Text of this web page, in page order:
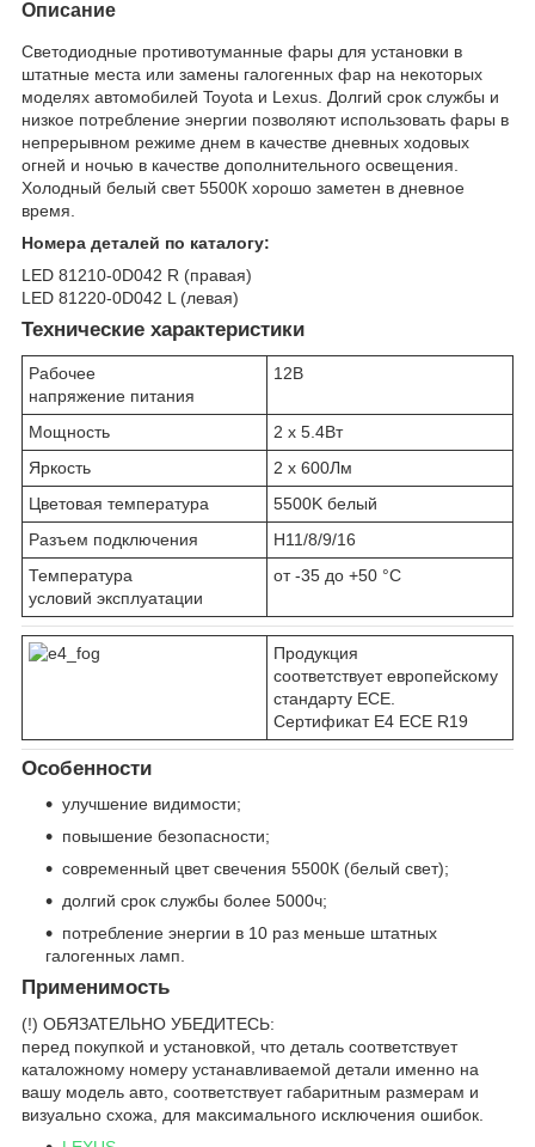
Описание
Светодиодные противотуманные фары для установки в
штатные места или замены галогенных фар на некоторых
моделях автомобилей Toyota и Lexus. Долгий срок службы и
низкое потребление энергии позволяют использовать фары в
непрерывном режиме днем в качестве дневных ходовых
огней и ночью в качестве дополнительного освещения.
Холодный белый свет 5500К хорошо заметен в дневное
время.
Номера деталей по каталогу:
LED 81210-0D042 R (правая)
LED 81220-0D042 L (левая)
Технические характеристики
Рабочее
напряжение питания
12В
Мощность
2 x 5.4Вт
Яркость
2 x 600Лм
Цветовая температура
5500K белый
Разъем подключения
H11/8/9/16
Температура
условий эксплуатации
от -35 до +50 °C
Продукция
соответствует европейскому
стандарту ECE.
Сертификат E4 ECE R19
Особенности
улучшение видимости;
повышение безопасности;
современный цвет свечения 5500К (белый свет);
долгий срок службы более 5000ч;
потребление энергии в 10 раз меньше штатных
галогенных ламп.
Применимость
(!) ОБЯЗАТЕЛЬНО УБЕДИТЕСЬ:
перед покупкой и установкой, что деталь соответствует
каталожному номеру устанавливаемой детали именно на
вашу модель авто, соответствует габаритным размерам и
визуально схожа, для максимального исключения ошибок.